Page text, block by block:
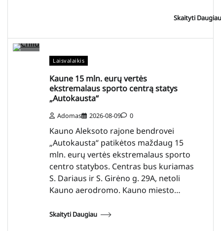
Skaityti Daugiau
Laisvalaikis
Kaune 15 mln. eurų vertės
ekstremalaus sporto centrą statys
„Autokausta“
Adomas 2026-08-09 0
Kauno Aleksoto rajone bendrovei
„Autokausta“ patikėtos maždaug 15
mln. eurų vertės ekstremalaus sporto
centro statybos. Centras bus kuriamas
S. Dariaus ir S. Girėno g. 29A, netoli
Kauno aerodromo. Kauno miesto…
Skaityti Daugiau